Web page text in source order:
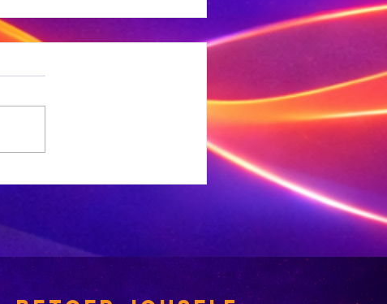
‘ANC-
burgemeesterskandidate
is deeglik gekeur’